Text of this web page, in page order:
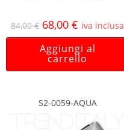
84,00€ 68,00 € iva inclusa
Aggiungi al
carrello
S2-0059-AQUA